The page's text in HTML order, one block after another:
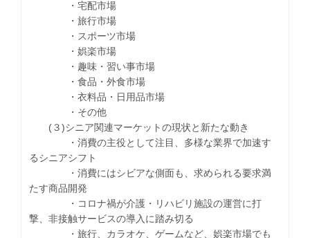
・宅配市場
・旅行市場
・スポーツ市場
・娯楽市場
・趣味・習い事市場
・食品・外食市場
・衣料品・日用品市場
・その他
(３)シニア関連マーケットの現状と新たな動き
・消費の主役として注目、多様な業界で加速す
るシニアシフト
・消費にはシビアな側面も、求められる要求満
たす商品開発
・コロナ禍が介護・リハビリ施設の運営に打
撃、非接触サービスの導入に踏み切る
・旅行、カラオケ、ゲームなど、娯楽市場でも